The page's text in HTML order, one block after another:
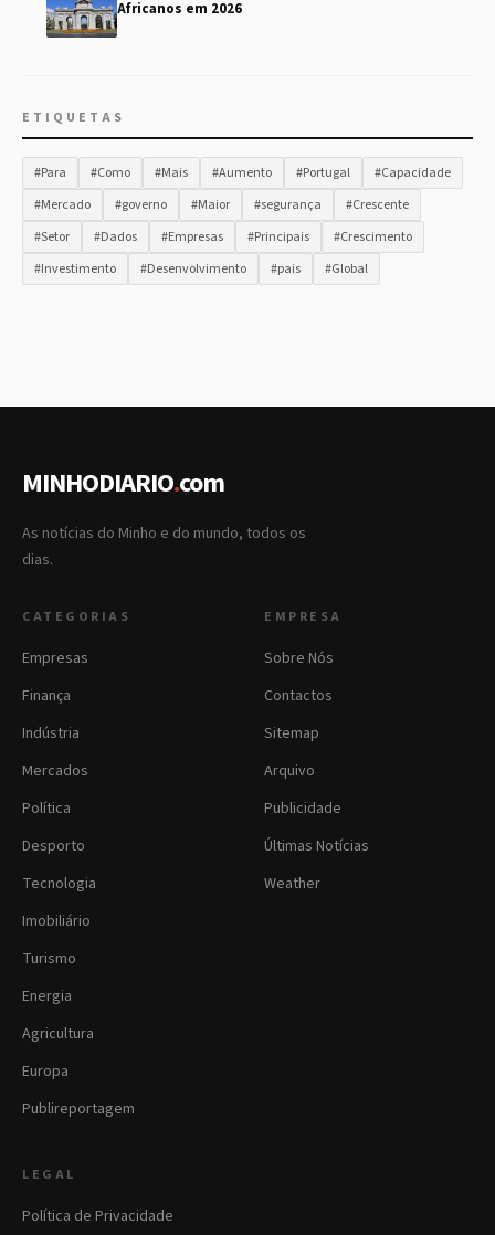
Africanos em 2026
ETIQUETAS
#Para #Como #Mais #Aumento #Portugal
#Capacidade
#Mercado
#governo #Maior #segurança
#Crescente
#Setor
#Dados #Empresas #Principais
#Crescimento
#Investimento
#Desenvolvimento #pais #Global
MINHODIARIO.com
As notícias do Minho e do mundo, todos os
dias.
CATEGORIAS
Empresas
Finança
Indústria
Mercados
Política
Desporto
Tecnologia
Imobiliário
Turismo
Energia
Agricultura
Europa
Publireportagem
EMPRESA
Sobre Nós
Contactos
Sitemap
Arquivo
Publicidade
Últimas Notícias
Weather
LEGAL
Política de Privacidade